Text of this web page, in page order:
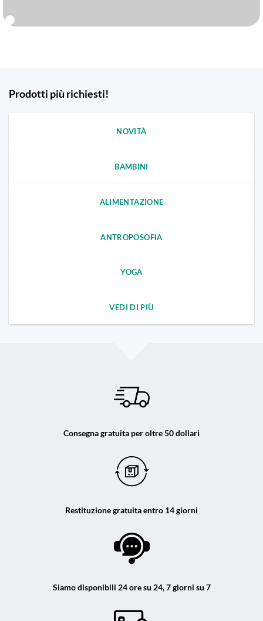
Prodotti più richiesti!
NOVITÀ
BAMBINI
ALIMENTAZIONE
ANTROPOSOFIA
YOGA
VEDI DI PIÙ
Consegna gratuita per oltre 50 dollari
Restituzione gratuita entro 14 giorni
Siamo disponibili 24 ore su 24, 7 giorni su 7